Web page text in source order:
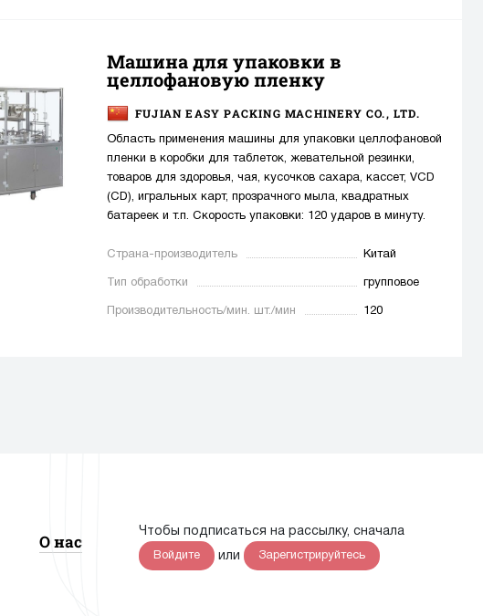
Машина для упаковки в
целлофановую пленку
FUJIAN EASY PACKING MACHINERY CO., LTD.
Область применения машины для упаковки целлофановой
пленки в коробки для таблеток, жевательной резинки,
товаров для здоровья, чая, кусочков сахара, кассет, VCD
(CD), игральных карт, прозрачного мыла, квадратных
батареек и т.п. Скорость упаковки: 120 ударов в минуту.
Страна-производитель Китай
Тип обработки групповое
Производительность/мин. шт./мин 120
О нас Чтобы подписаться на рассылку, сначала
Войдите или Зарегистрируйтесь